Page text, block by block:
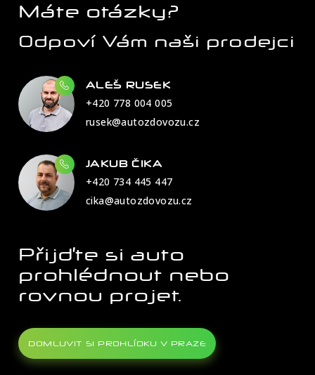
Máte otázky?
Odpoví Vám naši prodejci
ALEŠ RUSEK
+420 778 004 005
rusek@autozdovozu.cz
JAKUB ČIKA
+420 734 445 447
cika@autozdovozu.cz
Přijďte si auto
prohlédnout nebo
rovnou projet.
DOMLUVIT SI PROHLÍDKU V PRAZE